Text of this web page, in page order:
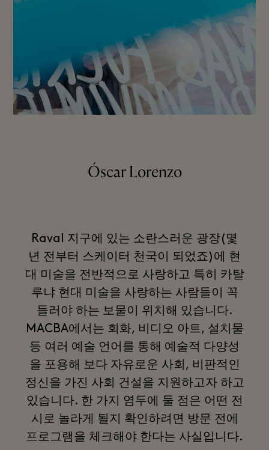
Óscar Lorenzo
Raval 지구에 있는 소란스러운 광장(몇
년 전부터 스케이터 천국이 되었죠)에 현
대 미술을 전반적으로 사랑하고 특히 카탈
루냐 현대 미술을 사랑하는 사람들이 꼭
들러야 하는 보물이 위치해 있습니다.
MACBA에서는 회화, 비디오 아트, 설치물
등 여러 예술 언어를 통해 예술적 다양성
을 포용해 보다 자유로운 사회, 비판적인
정신을 가진 사회 건설을 지원하고자 하고
있습니다. 한 가지 염두에 둘 점은 어떤 전
시로 놀라게 될지 확인하려면 방문 전에
프로그램을 체크해야 한다는 사실입니다.